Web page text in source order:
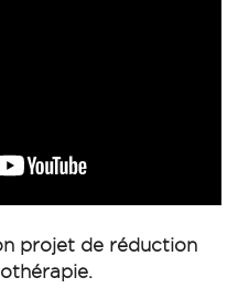
projet de réduction